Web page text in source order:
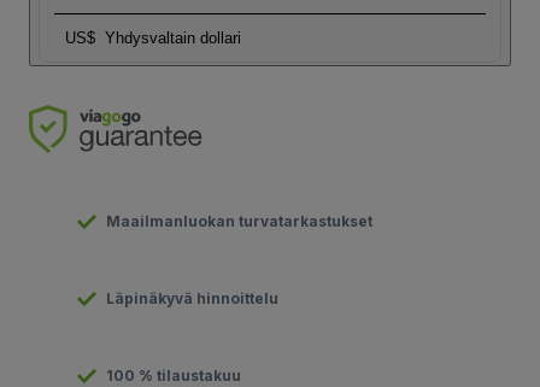
US$ Yhdysvaltain dollari
Maailmanluokan turvatarkastukset
Läpinäkyvä hinnoittelu
100 % tilaustakuu